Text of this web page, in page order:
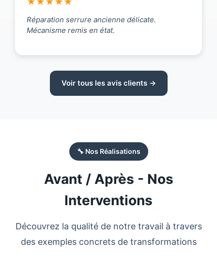
Réparation serrure ancienne délicate.
Mécanisme remis en état.
Voir tous les avis clients →
🔧 Nos Réalisations
Avant / Après - Nos
Interventions
Découvrez la qualité de notre travail à travers
des exemples concrets de transformations